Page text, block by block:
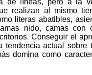
de líneas, pero a la
realizan al mismo
literas abatibles,
nido, camas con
Conseguir el
tendencia actual sobre
domina como